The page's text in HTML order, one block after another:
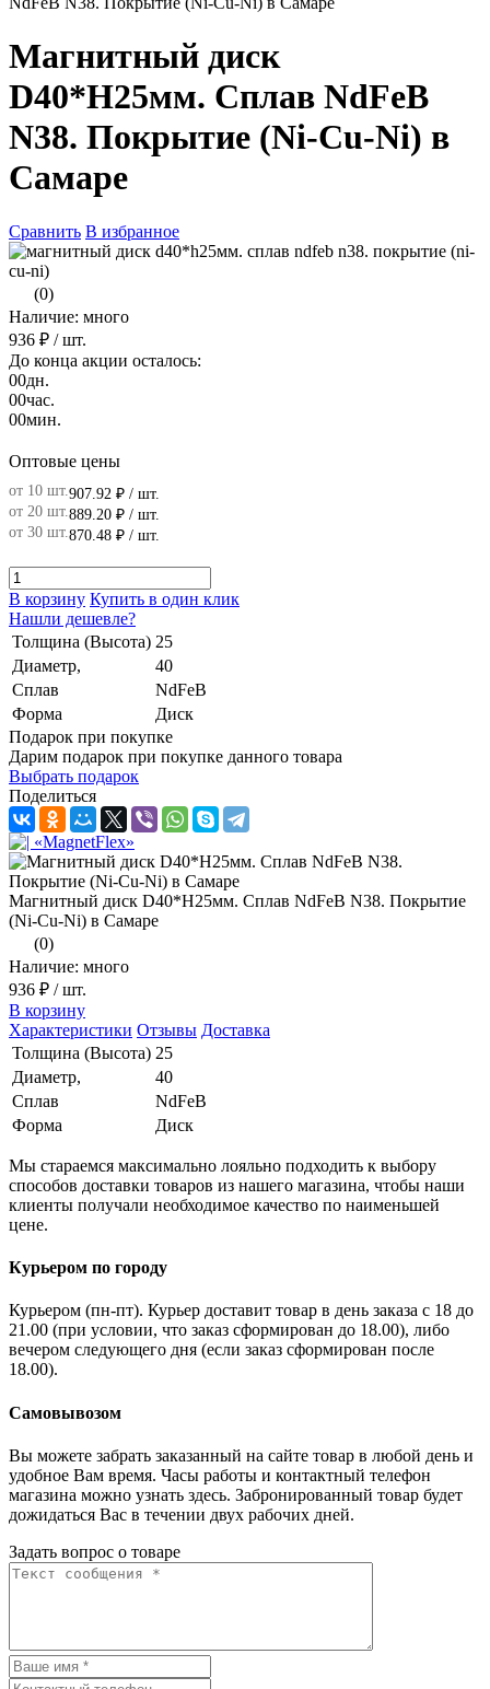
Магнитный диск
D40*H25мм. Сплав NdFeB
N38. Покрытие (Ni-Cu-Ni) в
Самаре
Сравнить В избранное
(0)
Наличие: много
936 ₽ / шт.
До конца акции осталось:
00дн.
00час.
00мин.
Оптовые цены
от 10 шт. 907.92 ₽ / шт.
от 20 шт. 889.20 ₽ / шт.
от 30 шт. 870.48 ₽ / шт.
В корзину Купить в один клик
Нашли дешевле?
Толщина (Высота) 25
Диаметр,
40
Сплав
NdFeB
Форма
Диск
Подарок при покупке
Дарим подарок при покупке данного товара
Выбрать подарок
Поделиться
Магнитный диск D40*H25мм. Сплав NdFeB N38. Покрытие
(Ni-Cu-Ni) в Самаре
(0)
Наличие: много
936 ₽ / шт.
В корзину
Характеристики Отзывы Доставка
Толщина (Высота) 25
Диаметр,
40
Сплав
NdFeB
Форма
Диск
Мы стараемся максимально лояльно подходить к выбору
способов доставки товаров из нашего магазина, чтобы наши
клиенты получали необходимое качество по наименьшей
цене.
Курьером по городу
Курьером (пн-пт). Курьер доставит товар в день заказа с 18 до
21.00 (при условии, что заказ сформирован до 18.00), либо
вечером следующего дня (если заказ сформирован после
18.00).
Самовывозом
Вы можете забрать заказанный на сайте товар в любой день и
удобное Вам время. Часы работы и контактный телефон
магазина можно узнать здесь. Забронированный товар будет
дожидаться Вас в течении двух рабочих дней.
Задать вопрос о товаре